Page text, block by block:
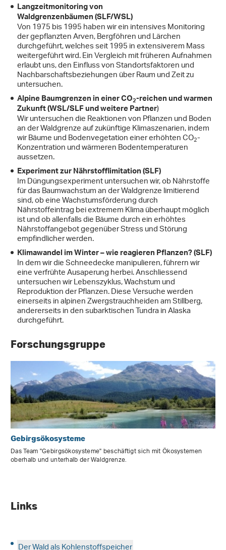
Langzeitmonitoring von
Waldgrenzenbäumen(SLF/WSL)
Von 1975 bis 1995 haben wir ein intensives Monitoring
der gepflanzten Arven, Bergföhren und Lärchen
durchgeführt, welches seit 1995 in extensiverem Mass
weitergeführt wird. Ein Vergleich mit früheren Aufnahmen
erlaubt uns, den Einfluss von Standortsfaktoren und
Nachbarschaftsbeziehungen über Raum und Zeit zu
untersuchen.
Alpine Baumgrenzen in einer CO2-reichen und warmen
Zukunft(WSL/SLF und weitere Partner)
Wir untersuchen die Reaktionen von Pflanzen und Boden
an der Waldgrenze auf zukünftige Klimaszenarien, indem
wir Bäume und Bodenvegetation einer erhöhten CO2-
Konzentration und wärmeren Bodentemperaturen
aussetzen.
Experiment zur Nährstofflimitation (SLF)
Im Düngungsexperiment untersuchen wir, ob Nährstoffe
für das Baumwachstum an der Waldgrenze limitierend
sind, ob eine Wachstumsförderung durch
Nährstoffeintrag bei extremem Klima überhaupt möglich
ist und ob allenfalls die Bäume durch ein erhöhtes
Nährstoffangebot gegenüber Stress und Störung
empfindlicher werden.
Klimawandel im Winter – wie reagieren Pflanzen?(SLF)
In dem wir die Schneedecke manipulieren, führern wir
eine verfrühte Ausaperung herbei. Anschliessend
untersuchen wir Lebenszyklus, Wachstum und
Reproduktion der Pflanzen. Diese Versuche werden
einerseits in alpinen Zwergstrauchheiden am Stillberg,
andererseits in den subarktischen Tundra in Alaska
durchgeführt.
Forschungsgruppe
Gebirgsökosysteme
Das Team "Gebirgsökosysteme" beschäftigt sich mit Ökosystemen
oberhalb und unterhalb der Waldgrenze.
Links